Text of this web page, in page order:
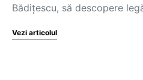
Bădițescu, să descopere
Vezi articolul